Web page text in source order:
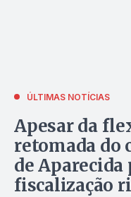
ÚLTIMAS NOTÍCIAS
Apesar da
retomada do
de Aparecida
fiscalização